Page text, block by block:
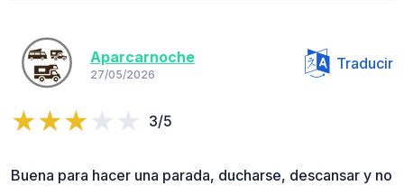
Aparcarnoche
27/05/2026
Traducir
3/5
Buena para hacer una parada, ducharse, descansar y no